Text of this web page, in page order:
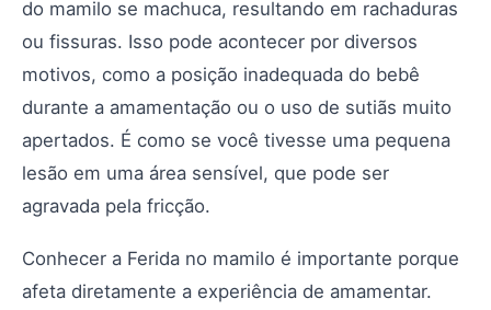
do mamilo se machuca, resultando em rachaduras
ou fissuras. Isso pode acontecer por diversos
motivos, como a posição inadequada do bebê
durante a amamentação ou o uso de sutiãs muito
apertados. É como se você tivesse uma pequena
lesão em uma área sensível, que pode ser
agravada pela fricção.
Conhecer a Ferida no mamilo é importante porque
afeta diretamente a experiência de amamentar.